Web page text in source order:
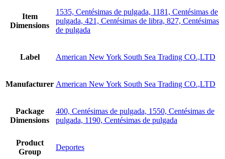
Item
Dimensions
1535, Centésimas de pulgada, 1181, Centésimas de
pulgada, 421, Centésimas de libra, 827, Centésimas
de pulgada
Label American New York South Sea Trading CO.,LTD
Manufacturer American New York South Sea Trading CO.,LTD
Package
Dimensions
400, Centésimas de pulgada, 1550, Centésimas de
pulgada, 1190, Centésimas de pulgada
Product
Group
Deportes